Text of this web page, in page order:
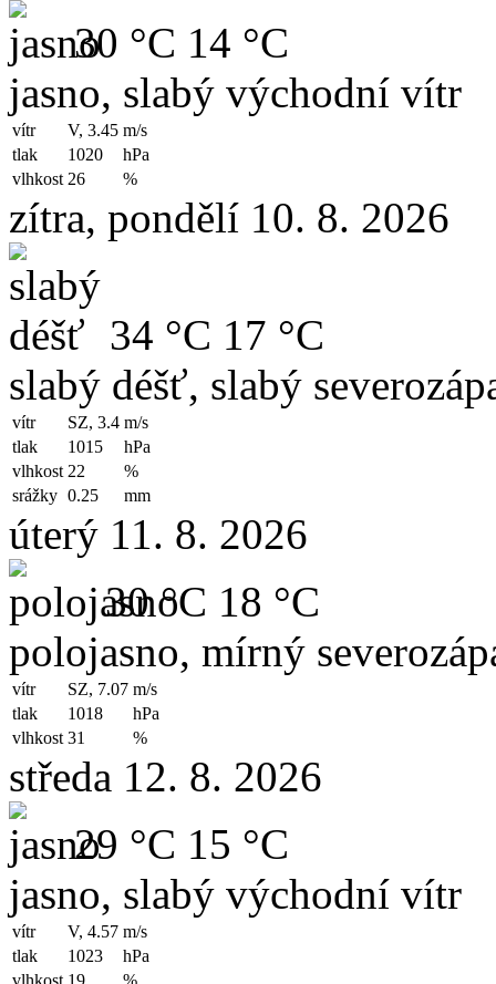
30 °C 14 °C
jasno, slabý východní vítr
vítr V, 3.45 m/s
tlak
1020
hPa
vlhkost 26 %
zítra, pondělí 10. 8. 2026
34 °C 17 °C
slabý déšť, slabý
vítr SZ, 3.4 m/s
tlak
1015
hPa
vlhkost 22
%
srážky 0.25 mm
úterý 11. 8. 2026
30 °C 18 °C
polojasno, mírný
vítr SZ, 7.07 m/s
tlak
1018
hPa
vlhkost 31 %
středa 12. 8. 2026
29 °C 15 °C
jasno, slabý východní vítr
vítr V, 4.57 m/s
tlak
1023
hPa
vlhkost 19 %